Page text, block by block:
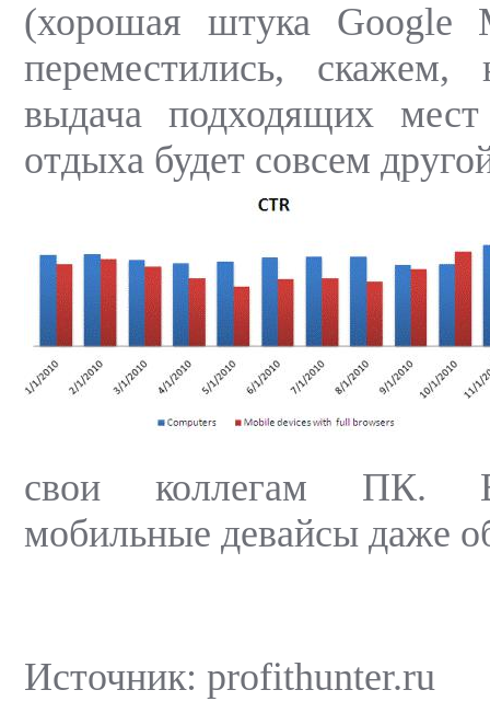
(хорошая штука Google
переместились,
выдача подходящих
отдыха будет совсем
свои коллегам ПК. В
мобильные девайсы даже
Источник: profithunter.ru